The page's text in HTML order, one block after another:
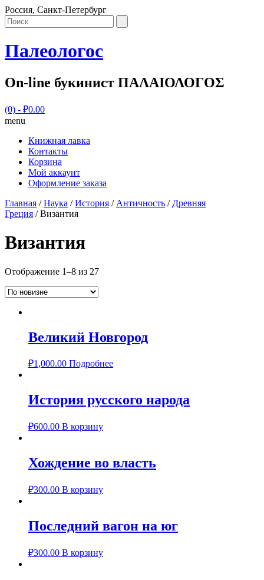
Россия, Санкт-Петербург
Палеологос
On-line букинист ΠΑΛΑΙΟΛΟΓΟΣ
(0) - ₽0.00
menu
Книжная лавка
Контакты
Корзина
Мой аккаунт
Оформление заказа
Главная /Наука /История / Античность / Древняя
Греция / Византия
Византия
Отображение 1–8 из 27
Великий Новгород
₽1,000.00 Подробнее
История русского народа
₽600.00 В корзину
Хождение во власть
₽300.00 В корзину
Последний вагон на юг
₽300.00 В корзину